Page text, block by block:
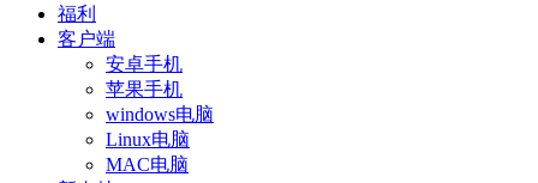
福利
客户端
安卓手机
苹果手机
windows电脑
Linux电脑
MAC电脑